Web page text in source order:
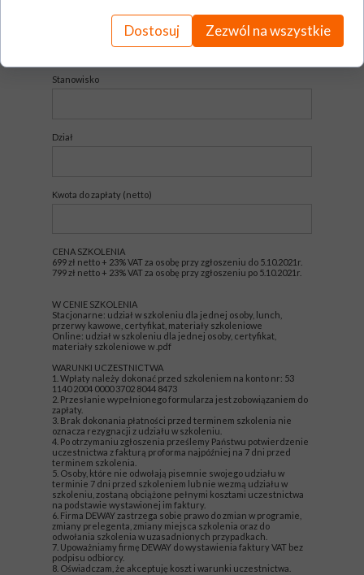
Stanowisko
Dział
Kwota do zapłaty (netto)
CENA SZKOLENIA
699 zł netto + 23% VAT za osobę przy zgłoszeniu do 5.10.2021r.
799 zł netto + 23% VAT za osobę przy zgłoszeniu po 5.10.2021r.
W CENIE SZKOLENIA
Stacjonarne: udział w szkoleniu dla jednej osoby, lunch,
przerwy kawowe, certyfikat, materiały szkoleniowe
Online: udział w szkoleniu dla jednej osoby, certyfikat,
materiały szkoleniowe w .pdf
WARUNKI UCZESTNICTWA
1. Wpłaty należy dokonać przed szkoleniem na konto nr: 53
1140 2004 0000 3702 8044 8473
2. Przesłanie wypełnionego formularza jest zobowiązaniem do
zapłaty.
3. Brak dokonania płatności przed terminem szkolenia nie
oznacza rezygnacji z udziału w szkoleniu.
4. Po otrzymaniu zgłoszenia prześlemy Państwu potwierdzenie
uczestnictwa z fakturą proforma najpóźniej na 7 dni przed
terminem szkolenia.
5. Osoby, które nie odwołają pisemnie swojego udziału w
terminie 7 dni przed szkoleniem lub nie wezmą udziału w
szkoleniu, zostaną obciążone pełnymi kosztami uczestnictwa
na podstawie wystawionej im faktury.
6. Firma DEWAY zastrzega sobie prawo do zmian w programie,
zmiany prelegenta, zmiany miejsca szkolenia oraz do
odwołania szkolenia w uzasadnionych przypadkach.
7. Upoważniamy firmę DEWAY do wystawienia faktury VAT bez
podpisu odbiorcy.
8. Oświadczam, że akceptuję koszt i warunki uczestnictwa.
Dostosuj Zezwól na wszystkie